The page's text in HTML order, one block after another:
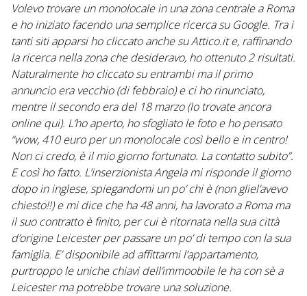
Volevo trovare un monolocale in una zona centrale a Roma
e ho iniziato facendo una semplice ricerca su Google. Tra i
tanti siti apparsi ho cliccato anche su Attico.it e, raffinando
la ricerca nella zona che desideravo, ho ottenuto 2 risultati.
Naturalmente ho cliccato su entrambi ma il primo
annuncio era vecchio (di febbraio) e ci ho rinunciato,
mentre il secondo era del 18 marzo (lo trovate ancora
onlinequi). L’ho aperto, ho sfogliato le foto e ho pensato
“wow, 410 euro per un monolocale così bello e in centro!
Non ci credo, è il mio giorno fortunato. La contatto subito”.
E così ho fatto. L’inserzionista Angela mi risponde il giorno
dopo in inglese, spiegandomi un po’ chi è (non gliel’avevo
chiesto!!) e mi dice che ha 48 anni, ha lavorato a Roma ma
il suo contratto è finito, per cui è ritornata nella sua città
d’origine Leicester per passare un po’ di tempo con la sua
famiglia. E’ disponibile ad affittarmi l’appartamento,
purtroppo le uniche chiavi dell’immoobile le ha con sè a
Leicester ma potrebbe trovare una soluzione.